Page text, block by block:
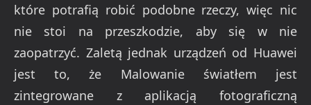
które potrafią robić podobne rzeczy, więc nic
nie stoi na przeszkodzie, aby się w nie
zaopatrzyć. Zaletą jednak urządzeń od Huawei
jest to, że Malowanie światłem jest
zintegrowane z aplikacją fotograficzną